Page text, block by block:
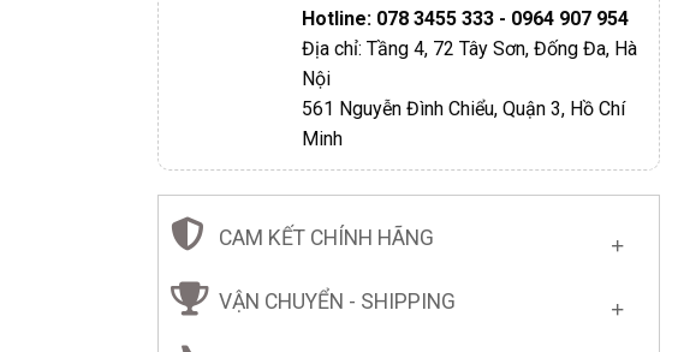
Hotline: 078 3455 333 - 0964 907 954
Địa chỉ: Tầng 4, 72 Tây Sơn, Đống Đa, Hà
Nội
561 Nguyễn Đình Chiểu, Quận 3, Hồ Chí
Minh
CAM KẾT CHÍNH HÃNG
VẬN CHUYỂN - SHIPPING